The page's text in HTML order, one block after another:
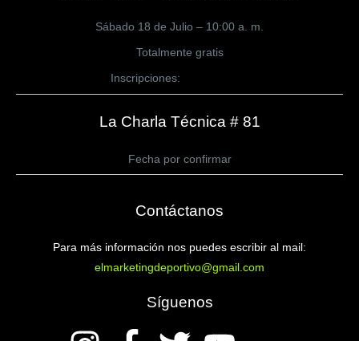
Sábado 18 de Julio – 10:00 a. m.
Totalmente gratis
Inscripciones:
La Charla Técnica # 81
Fecha por confirmar
Contáctanos
Para más información nos puedes escribir al mail:
elmarketingdeportivo@gmail.com
Síguenos